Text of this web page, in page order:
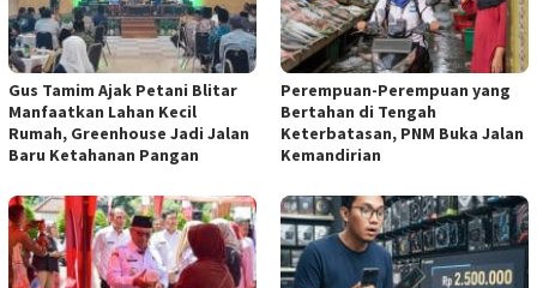
Gus Tamim Ajak Petani Blitar
Manfaatkan Lahan Kecil
Rumah, Greenhouse Jadi Jalan
Baru Ketahanan Pangan
Perempuan-Perempuan yang
Bertahan di Tengah
Keterbatasan, PNM Buka Jalan
Kemandirian